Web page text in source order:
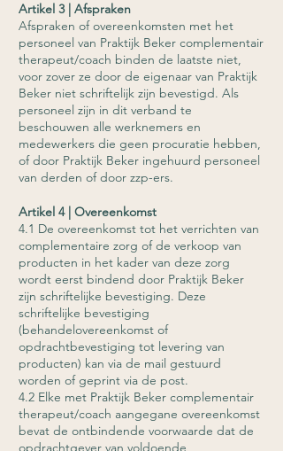
Artikel 3 | Afspraken
Afspraken of overeenkomsten met het
personeel van Praktijk Beker complementair
therapeut/coach binden de laatste niet,
voor zover ze door de eigenaar van Praktijk
Beker niet schriftelijk zijn bevestigd. Als
personeel zijn in dit verband te
beschouwen alle werknemers en
medewerkers die geen procuratie hebben,
of door Praktijk Beker ingehuurd personeel
van derden of door zzp-ers.
Artikel 4 | Overeenkomst
4.1 De overeenkomst tot het verrichten van
complementaire zorg of de verkoop van
producten in het kader van deze zorg
wordt eerst bindend door Praktijk Beker
zijn schriftelijke bevestiging. Deze
schriftelijke bevestiging
(behandelovereenkomst of
opdrachtbevestiging tot levering van
producten) kan via de mail gestuurd
worden of geprint via de post.
4.2 Elke met Praktijk Beker complementair
therapeut/coach aangegane overeenkomst
bevat de ontbindende voorwaarde dat de
opdrachtgever van voldoende